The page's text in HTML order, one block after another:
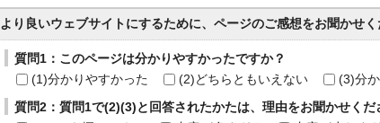
より良いウェブサイトにするために、ページのご感想をお聞かせく
質問1：このページは分かりやすかったですか？
(1)分かりやすかった
(2)どちらともいえない (3)分
質問2：質問1で(2)(3)と回答されたかたは、理由をお聞かせくだ